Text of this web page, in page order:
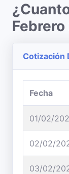
Cotización
Fecha
01/02/
02/02/
03/02/